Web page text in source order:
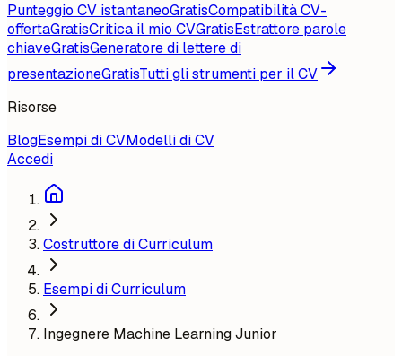
Punteggio CV istantaneoGratisCompatibilità CV-
offertaGratisCritica il mio CVGratisEstrattore parole
chiaveGratisGeneratore di lettere di
presentazioneGratisTutti gli strumenti per il CV
Risorse
BlogEsempi di CVModelli di CV
Accedi
Costruttore di Curriculum
Esempi di Curriculum
Ingegnere Machine Learning Junior